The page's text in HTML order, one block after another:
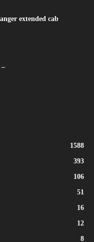
extended cab
–
1588
393
106
51
16
12
8